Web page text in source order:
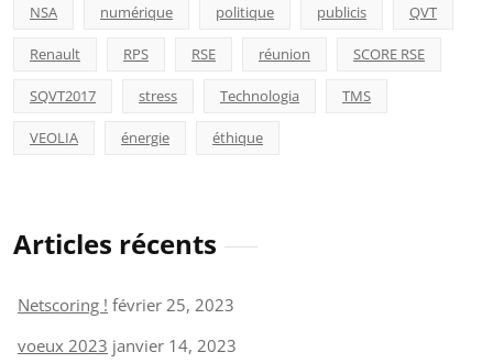
NSA numérique politique publicis QVT
Renault RPS RSE réunion SCORE RSE
SQVT2017 stress Technologia TMS
VEOLIA énergie éthique
Articles récents
Netscoring ! février 25, 2023
voeux 2023 janvier 14, 2023